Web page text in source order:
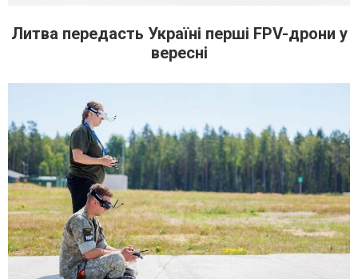
Литва передасть Україні перші FPV-дрони у
вересні